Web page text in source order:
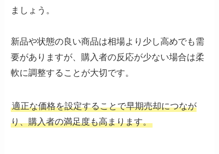
ましょう。
新品や状態の良い商品は相場より少し高めでも需
要がありますが、購入者の反応が少ない場合は柔
軟に調整することが大切です。
適正な価格を設定することで早期売却につなが
り、購入者の満足度も高まります。